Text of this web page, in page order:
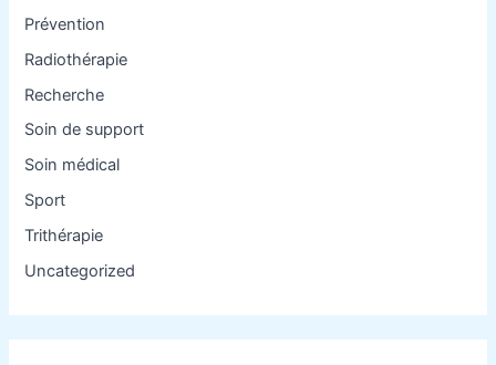
Prévention
Radiothérapie
Recherche
Soin de support
Soin médical
Sport
Trithérapie
Uncategorized